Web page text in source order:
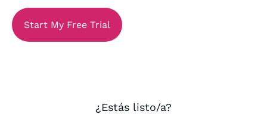
Start My Free Trial
¿Estás listo/a?